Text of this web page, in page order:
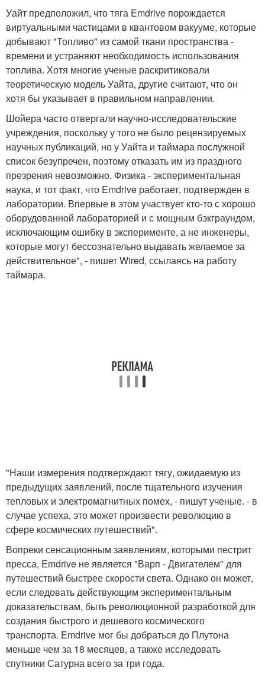
Уайт предположил, что тяга Emdrive порождается
виртуальными частицами в квантовом вакууме, которые
добывают "Топливо" из самой ткани пространства -
времени и устраняют необходимость использования
топлива. Хотя многие ученые раскритиковали
теоретическую модель Уайта, другие считают, что он
хотя бы указывает в правильном направлении.
Шойера часто отвергали научно-исследовательские
учреждения, поскольку у того не было рецензируемых
научных публикаций, но у Уайта и таймара послужной
список безупречен, поэтому отказать им из праздного
презрения невозможно. Физика - экспериментальная
наука, и тот факт, что Emdrive работает, подтвержден в
лаборатории. Впервые в этом участвует кто-то с хорошо
оборудованной лабораторией и с мощным бэкграундом,
исключающим ошибку в эксперименте, а не инженеры,
которые могут бессознательно выдавать желаемое за
действительное", - пишет Wired, ссылаясь на работу
таймара.
"Наши измерения подтверждают тягу, ожидаемую из
предыдущих заявлений, после тщательного изучения
тепловых и электромагнитных помех, - пишут ученые. - в
случае успеха, это может произвести революцию в
сфере космических путешествий".
Вопреки сенсационным заявлениям, которыми пестрит
пресса, Emdrive не является "Варп - Двигателем" для
путешествий быстрее скорости света. Однако он может,
если следовать действующим экспериментальным
доказательствам, быть революционной разработкой для
создания быстрого и дешевого космического
транспорта. Emdrive мог бы добраться до Плутона
меньше чем за 18 месяцев, а также исследовать
спутники Сатурна всего за три года.